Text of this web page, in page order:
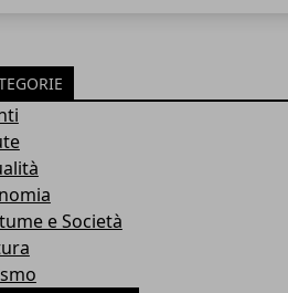
e Società